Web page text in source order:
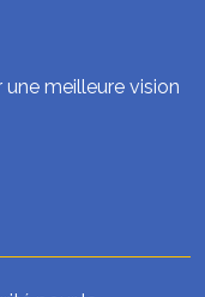
meilleure vision